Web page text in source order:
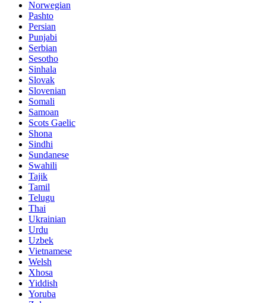
Norwegian
Pashto
Persian
Punjabi
Serbian
Sesotho
Sinhala
Slovak
Slovenian
Somali
Samoan
Scots Gaelic
Shona
Sindhi
Sundanese
Swahili
Tajik
Tamil
Telugu
Thai
Ukrainian
Urdu
Uzbek
Vietnamese
Welsh
Xhosa
Yiddish
Yoruba